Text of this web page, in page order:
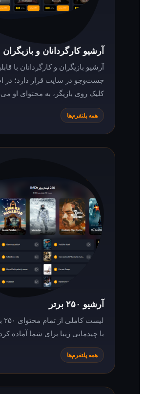
آرشیو کارگردانان و بازیگران
آرشیو بازیگران و کارگردانان با قابلیت
جست‌وجو در سایت قرار دارد؛ در اپ نیز با
کلیک روی بازیگر، به محتوای او می‌رسید.
همه پلتفرم‌ها
لیست کاملی از تمام محتوای ۲۵۰ برتر جهان را
با چیدمانی زیبا برای شما آماده کرده‌ایم.
همه پلتفرم‌ها